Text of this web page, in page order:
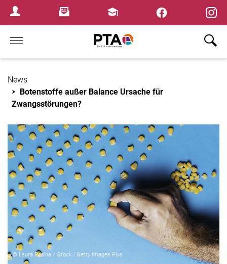
Login MenuNewsletterFortbildungen
Home
News
Botenstoffe außer Balance Ursache für
Zwangsstörungen?
© Laura Rosina / iStock / Getty Images Plus
×